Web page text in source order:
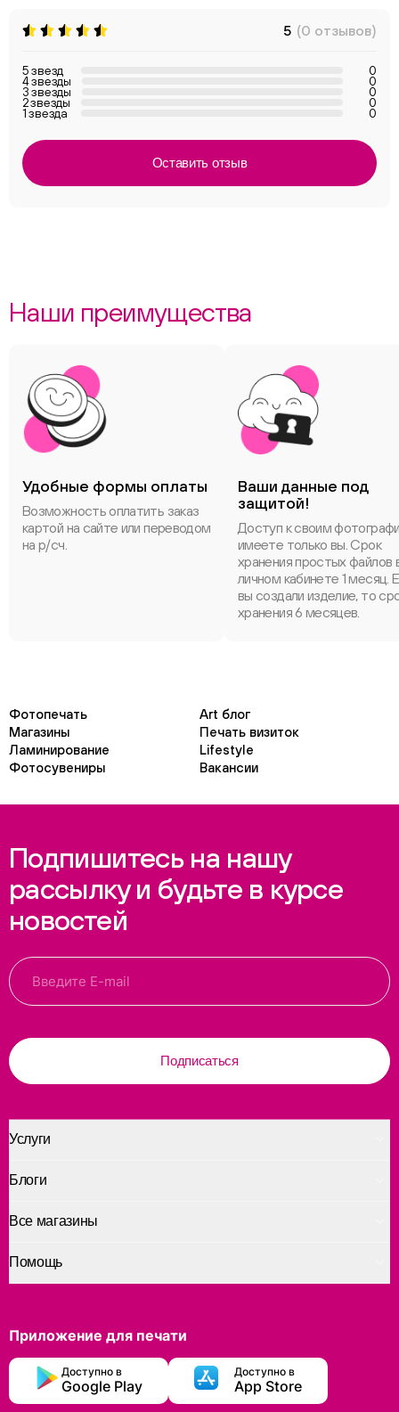
5 (0 отзывов)
5 звезд 0
4 звезды 0
3 звезды 0
2 звезды 0
1 звезда 0
Оставить отзыв
Наши преимущества
Удобные формы оплаты
Возможность оплатить заказ
картой на сайте или переводом
на р/сч.
Ваши данные под
защитой!
Доступ к своим
имеете только вы. Срок
хранения простых файлов
личном кабинете 1 месяц.
вы создали изделие, то
хранения 6 месяцев.
Фотопечать
Art блог
Магазины
Печать визиток
Ламинирование
Lifestyle
Фотосувениры
Вакансии
Подпишитесь на нашу
рассылку и будьте в курсе
новостей
Подписаться
Услуги
Помощь
Блоги
Все магазины
Приложение для печати
Доступно в
Google Play
Доступно в
App Store